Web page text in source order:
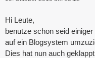
Hi Leute,
benutze schon seid
auf ein Blogsystem
Dies hat nun auch